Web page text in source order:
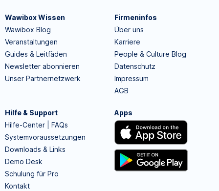
Wawibox Wissen
Wawibox Blog
Veranstaltungen
Guides & Leitfäden
Newsletter abonnieren
Unser Partnernetzwerk
Firmeninfos
Über uns
Karriere
People & Culture Blog
Datenschutz
Impressum
AGB
Hilfe & Support
Hilfe-Center | FAQs
Systemvoraussetzungen
Downloads & Links
Demo Desk
Schulung für Pro
Kontakt
Apps